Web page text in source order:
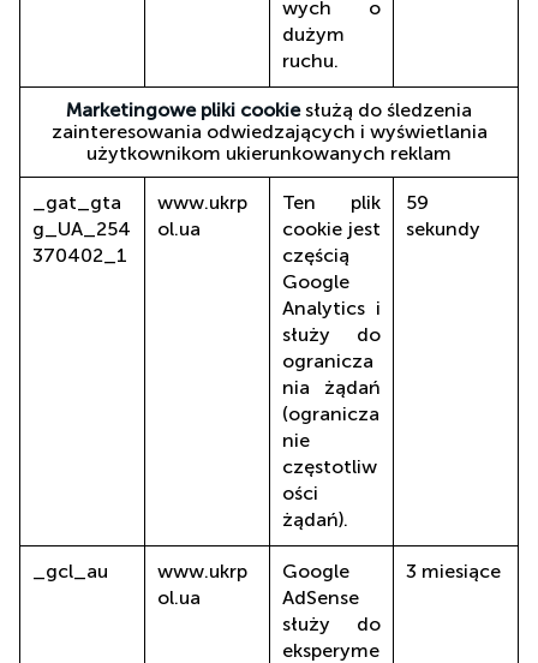
wych o
dużym
ruchu.
Marketingowe pliki cookiesłużą do śledzenia
zainteresowania odwiedzających i wyświetlania
użytkownikom ukierunkowanych reklam
_gat_gta
g_UA_254
370402_1
www.ukrp
ol.ua
Ten plik
cookie jest
częścią
Google
Analytics i
służy do
ogranicza
nia żądań
(ogranicza
nie
częstotliw
ości
żądań).
59
sekundy
_gcl_au
www.ukrp
ol.ua
Google
AdSense
służy do
eksperyme
3 miesiące